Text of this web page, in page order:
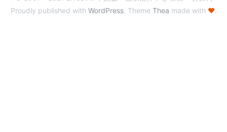
Proudly published with WordPress. Theme Thea made with ♥.